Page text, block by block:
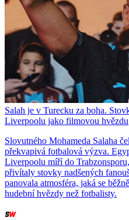
Salah je v Turecku za boha.
Liverpoolu jako filmovou hvězdu
Slovutného Mohameda Salaha
překvapivá fotbalová výzva.
Liverpoolu míří do
přivítaly stovky nadšených
panovala atmosféra, jaká se
hudební hvězdy než fotbalisty.